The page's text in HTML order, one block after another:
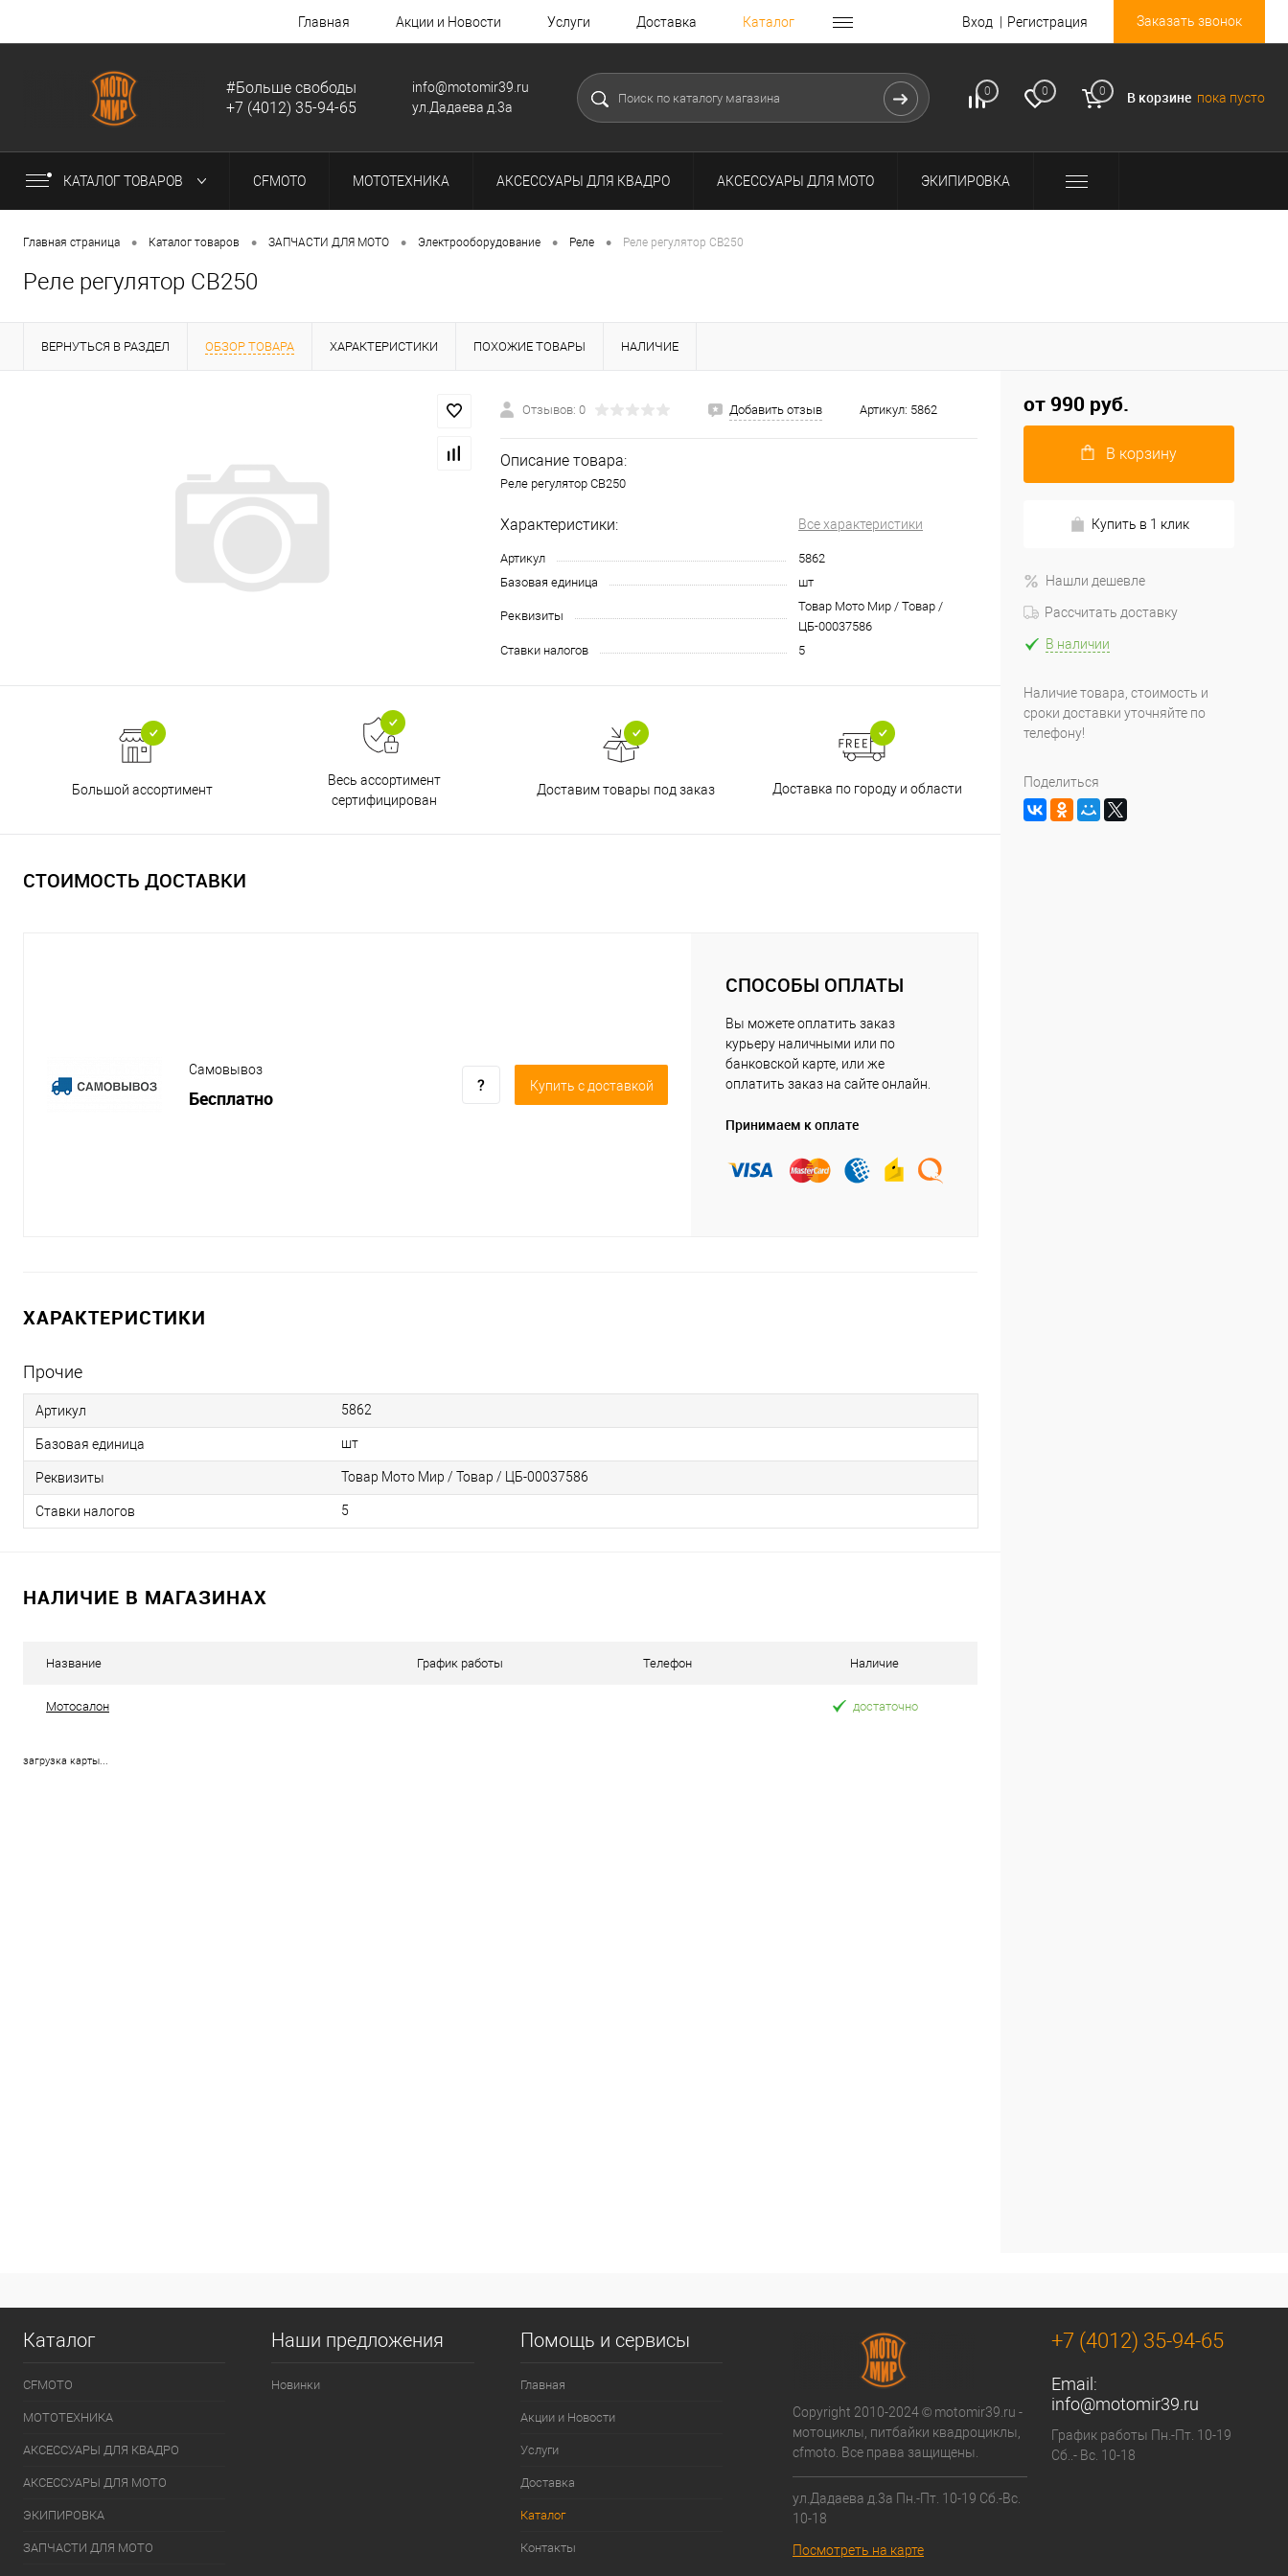
Главная Акции и Новости Услуги Доставка Каталог Вход Регистрация Заказать звонок
#Больше свободы
+7 (4012) 35-94-65
info@motomir39.ru
ул.Дадаева д.3а
0 0 0 В корзине пока пусто
КАТАЛОГ ТОВАРОВ CFMOTO МОТОТЕХНИКА АКСЕССУАРЫ ДЛЯ КВАДРО АКСЕССУАРЫ ДЛЯ МОТО ЭКИПИРОВКА
Главная страница • Каталог товаров • ЗАПЧАСТИ ДЛЯ МОТО • Электрооборудование • Реле • Реле регулятор CB250
Реле регулятор CB250
ВЕРНУТЬСЯ В РАЗДЕЛ ОБЗОР ТОВАРА ХАРАКТЕРИСТИКИ ПОХОЖИЕ ТОВАРЫ НАЛИЧИЕ
Отзывов: 0 Добавить отзыв Артикул: 5862
Описание товара:
Реле регулятор CB250
Характеристики: Все характеристики
Артикул
5862
Базовая единица
шт
Реквизиты
Товар Мото Мир / Товар /
ЦБ-00037586
Ставки налогов
5
Большой ассортимент
Весь ассортимент
сертифицирован
Доставим товары под заказ Доставка по городу и области
Принимаем все способы
оплаты
СТОИМОСТЬ ДОСТАВКИ
Самовывоз
Бесплатно
Купить c доставкой
СПОСОБЫ ОПЛАТЫ
Вы можете оплатить заказ
курьеру наличными или по
банковской карте, или же
оплатить заказ на сайте онлайн.
Принимаем к оплате
ХАРАКТЕРИСТИКИ
Прочие
Артикул 5862
Базовая единица шт
Реквизиты Товар Мото Мир / Товар / ЦБ-00037586
Ставки налогов 5
НАЛИЧИЕ В МАГАЗИНАХ
Название График работы Телефон Наличие
Мотосалон достаточно
загрузка карты...
от 990 руб.
В корзину
Купить в 1 клик
Нашли дешевле
Рассчитать доставку
В наличии
Наличие товара, стоимость и
сроки доставки уточняйте по
телефону!
Поделиться
Каталог
CFMOTO
МОТОТЕХНИКА
АКСЕССУАРЫ ДЛЯ КВАДРО
АКСЕССУАРЫ ДЛЯ МОТО
ЭКИПИРОВКА
ЗАПЧАСТИ ДЛЯ МОТО
Наши предложения
Новинки
Помощь и сервисы
Главная
Акции и Новости
Услуги
Доставка
Каталог
Контакты
Copyright 2010-2024 © motomir39.ru -
мотоциклы, питбайки квадроциклы,
cfmoto. Все права защищены.
ул.Дадаева д.3а Пн.-Пт. 10-19 Сб.-Вс.
10-18
Посмотреть на карте
+7 (4012) 35-94-65
Email:
info@motomir39.ru
График работы Пн.-Пт. 10-19
Сб..- Вс. 10-18